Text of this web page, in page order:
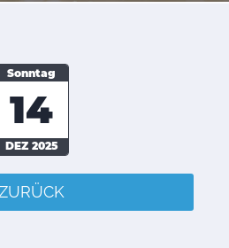
Sonntag
14
DEZ 2025